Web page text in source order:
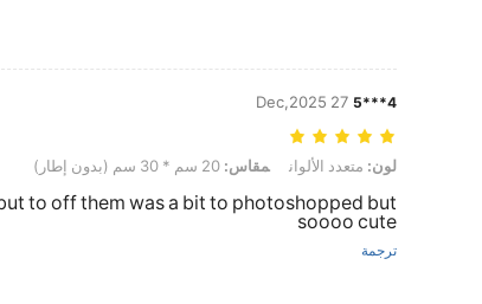
4***5
27 Dec,2025
لون: متعدد الألوان, مقاس: 20 سم * 30 سم (بدون إطار)
لون: متعدد الألوان مقاس:
to off them was a bit to photoshopped but
soooo cute
ترجمة